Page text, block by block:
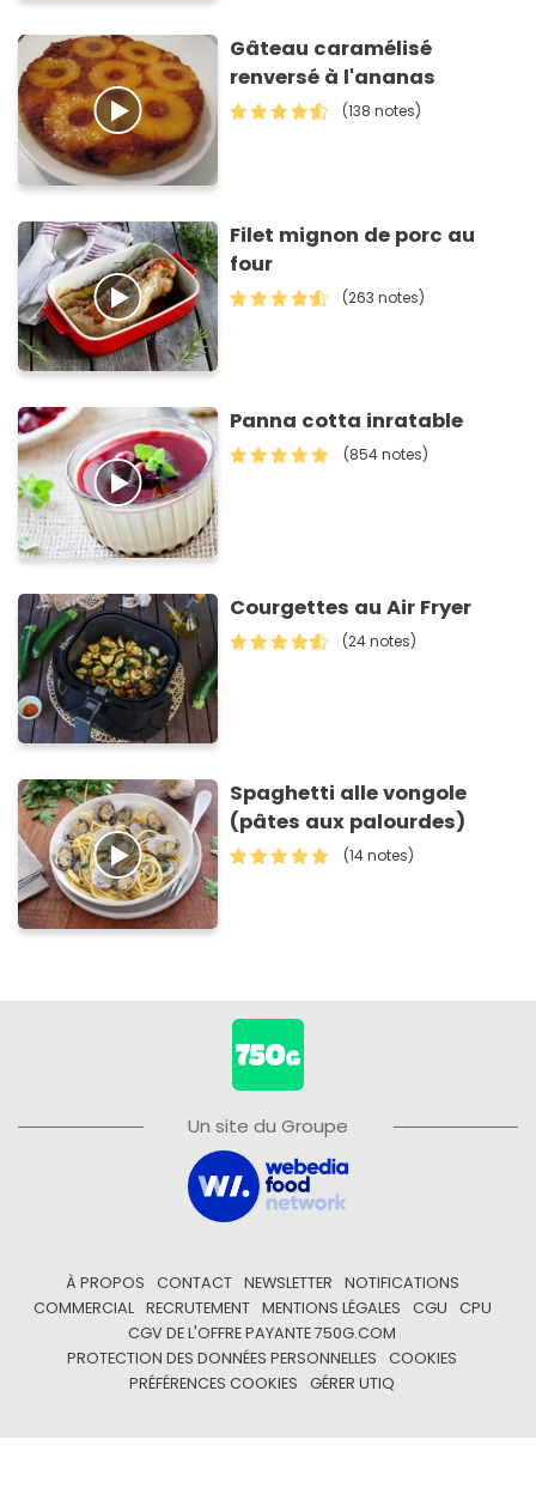
Gâteau caramélisé
renversé à l'ananas
(138 notes)
Filet mignon de porc au
four
(263 notes)
Panna cotta inratable
(854 notes)
Courgettes au Air Fryer
(24 notes)
Spaghetti alle vongole
(pâtes aux palourdes)
(14 notes)
Un site du Groupe
À PROPOS CONTACT NEWSLETTER
NOTIFICATIONS
COMMERCIAL
RECRUTEMENT MENTIONS LÉGALES CGU
CPU
CGV DE L'OFFRE PAYANTE 750G.COM
PROTECTION DES DONNÉES PERSONNELLES
COOKIES
PRÉFÉRENCES COOKIES
GÉRER UTIQ